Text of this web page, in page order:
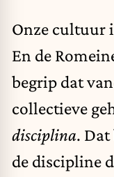
Onze cultuur
En de
begrip dat
collectieve
disciplina. Dat
de discipline